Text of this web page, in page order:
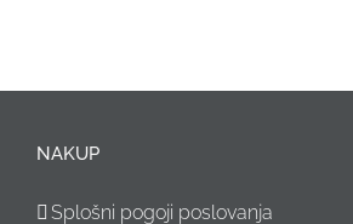
NAKUP
Splošni pogoji poslovanja